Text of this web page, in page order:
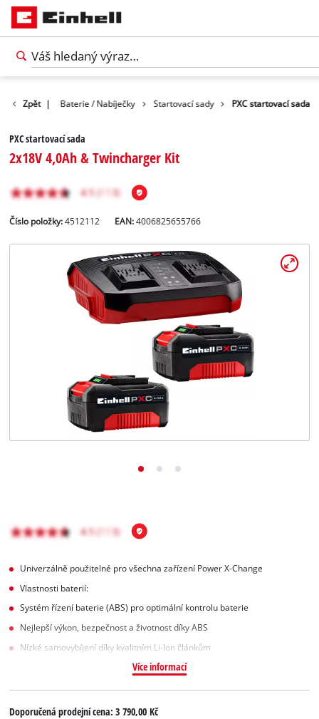
Deutsch
Zpět | Baterie / Nabíječky Startovací sady PXC startovací sada
PXC startovací sada
2x18V 4,0Ah & Twincharger Kit
Číslo položky: 4512112 EAN:4006825655766
Univerzálně použitelné pro všechna zařízení Power X-Change
Vlastnosti baterií:
Systém řízení baterie (ABS) pro optimální kontrolu baterie
Nejlepší výkon, bezpečnost a životnost díky ABS
Nízké samovybíjení díky kvalitním Li-Ion článkům
Více informací
Doporučená prodejní cena:3 790,00 Kč